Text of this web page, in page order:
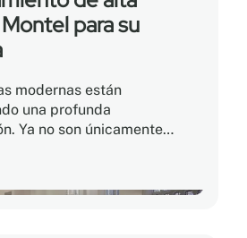
para su
modernas están
una profunda
Ya no son únicamente
comunitarios,